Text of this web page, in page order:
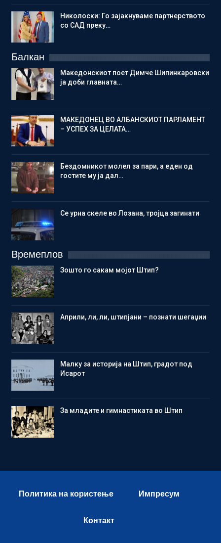
Николоски: Го зајакнуваме партнерството
со САД преку…
Балкан
Македонскиот поет Димче Шипинкаровски
ја доби главната…
МАКЕДОНЕЦ ВО АЛБАНСКИОТ ПАРЛАМЕНТ
– УСПЕХ ЗА ЦЕЛАТА…
Бездомникот молел за пари, а еден од
гостите му ја дал…
Се урна скеле во Лозана, тројца загинати
Времеплов
Зошто го сакам мојот Штип?
Aприли, ли, ли, штипјани – познати шегаџии
Малку за историја на Штип, градот под
Исарот
Зa младите и гимнастиката во Штип
Политика на користење Импресум
Контакт